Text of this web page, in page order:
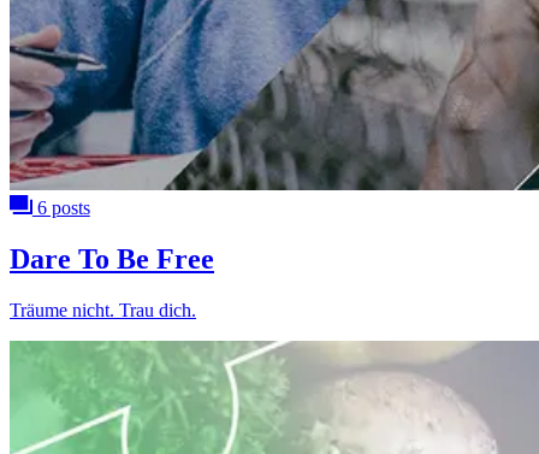
6 posts
Dare To Be Free
Träume nicht. Trau dich.